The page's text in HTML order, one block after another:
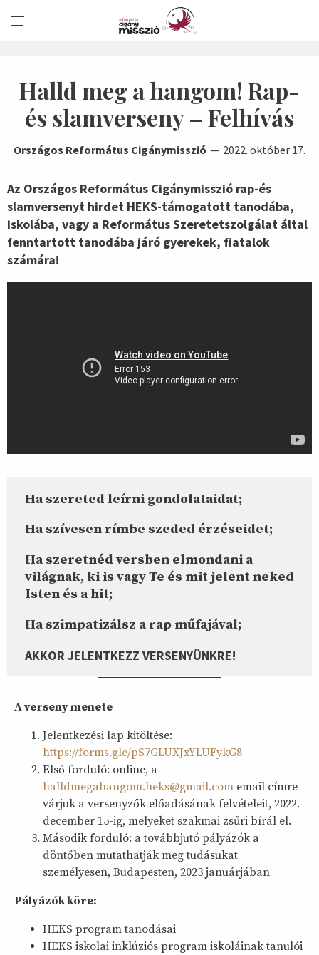
Halld meg a hangom! Rap-
és slamverseny – Felhívás
Országos Református Cigánymisszió 2022. október 17.
Az Országos Református Cigánymisszió rap-és
slamversenyt hirdet HEKS-támogatott tanodába,
iskolába, vagy a Református Szeretetszolgálat által
fenntartott tanodába járó gyerekek, fiatalok
számára!
Ha szereted leírni gondolataidat;
Ha szívesen rímbe szeded érzéseidet;
Ha szeretnéd versben elmondani a
világnak, ki is vagy Te és mit jelent neked
Isten és a hit;
Ha szimpatizálsz a rap műfajával;
AKKOR JELENTKEZZ VERSENYÜNKRE!
A verseny menete
Jelentkezési lap kitöltése:
https://forms.gle/pS7GLUXJxYLUFykG8
Első forduló: online, a
halldmegahangom.heks@gmail.com email címre
várjuk a versenyzők előadásának felvételeit, 2022.
december 15-ig, melyeket szakmai zsűri bírál el.
Második forduló: a továbbjutó pályázók a
döntőben mutathatják meg tudásukat
személyesen, Budapesten, 2023 januárjában
Pályázók köre:
HEKS program tanodásai
HEKS iskolai inklúziós program iskoláinak tanulói